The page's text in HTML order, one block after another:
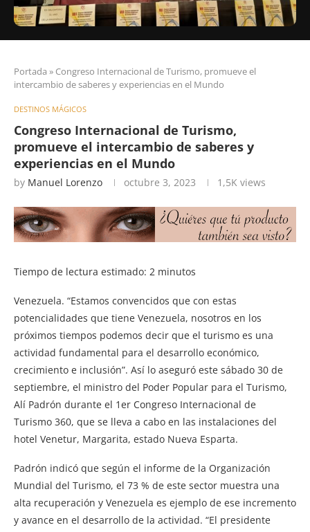
Portada » Congreso Internacional de Turismo, promueve el
intercambio de saberes y experiencias en el Mundo
DESTINOS MÁGICOS
Congreso Internacional de Turismo,
promueve el intercambio de saberes y
experiencias en el Mundo
by Manuel Lorenzo octubre 3, 2023 1,5K views
Tiempo de lectura estimado: 2 minutos
Venezuela. “Estamos convencidos que con estas
potencialidades que tiene Venezuela, nosotros en los
próximos tiempos podemos decir que el turismo es una
actividad fundamental para el desarrollo económico,
crecimiento e inclusión”. Así lo aseguró este sábado 30 de
septiembre, el ministro del Poder Popular para el Turismo,
Alí Padrón durante el 1er Congreso Internacional de
Turismo 360, que se lleva a cabo en las instalaciones del
hotel Venetur, Margarita, estado Nueva Esparta.
Padrón indicó que según el informe de la Organización
Mundial del Turismo, el 73 % de este sector muestra una
alta recuperación y Venezuela es ejemplo de ese incremento
y avance en el desarrollo de la actividad. “El presidente